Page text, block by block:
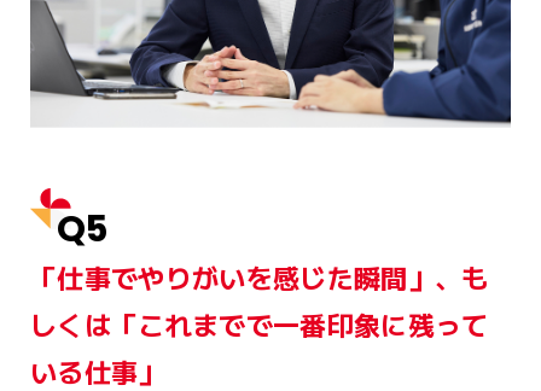
Q5
「仕事でやりがいを感じた瞬間」、も
しくは「これまでで一番印象に残って
いる仕事」